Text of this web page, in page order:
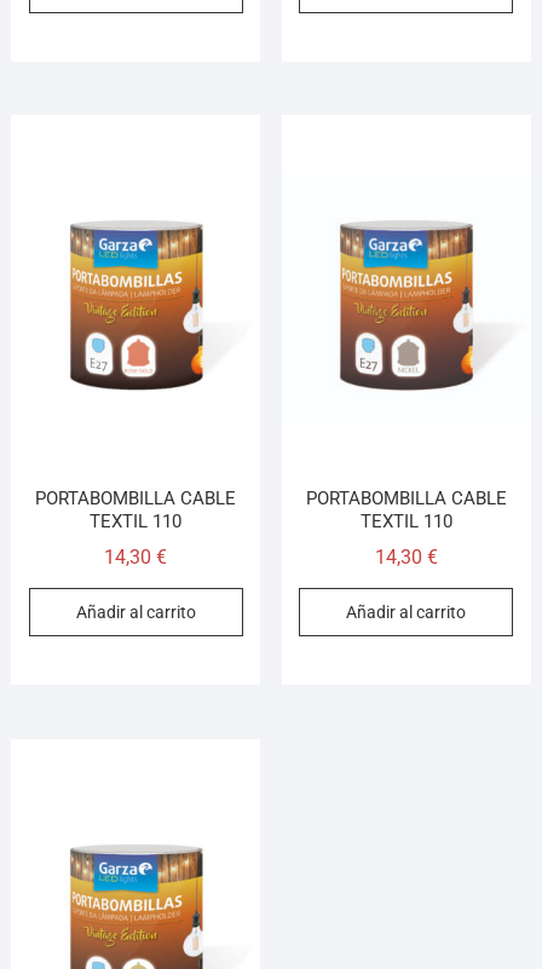
PORTABOMBILLA CABLE
TEXTIL 110
14,30€
Añadir al carrito
PORTABOMBILLA CABLE
TEXTIL 110
14,30 €
Añadir al carrito